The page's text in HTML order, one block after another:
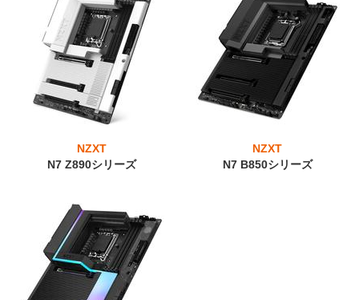
NZXT
N7 Z890シリーズ
NZXT
N7 B850シリーズ